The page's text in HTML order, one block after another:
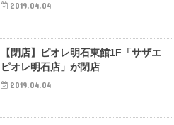
2019.04.04
【閉店】ピオレ明石東館1F「サザエ
ピオレ明石店」が閉店
2019.04.04